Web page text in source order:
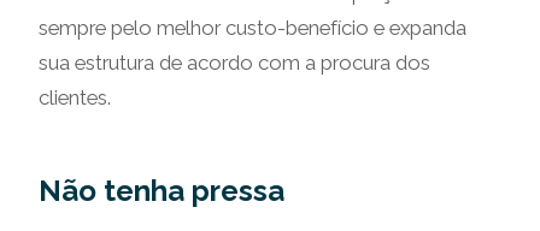
sempre pelo melhor custo-benefício e expanda
sua estrutura de acordo com a procura dos
clientes.
Não tenha pressa